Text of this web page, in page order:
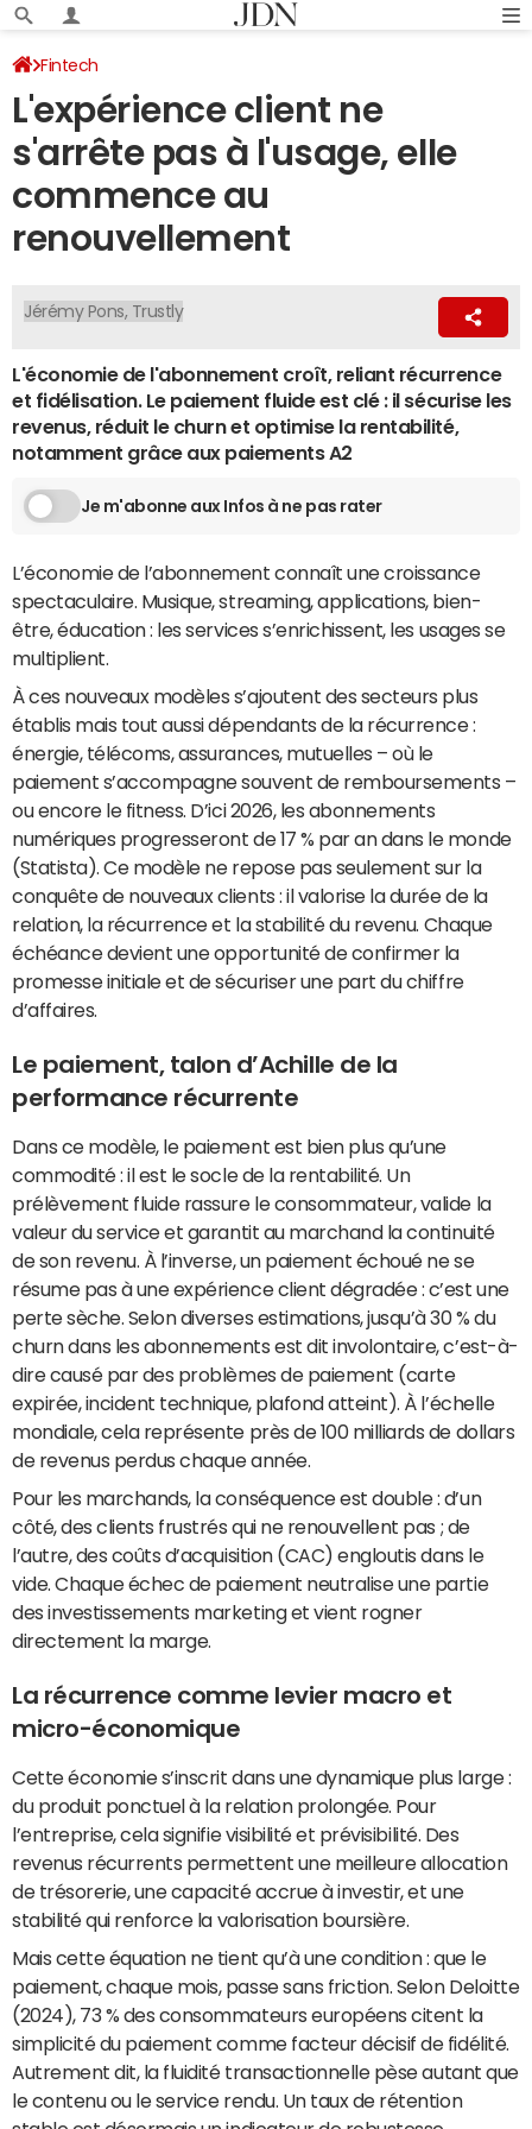
Fintech
L'expérience client ne
s'arrête pas à l'usage, elle
commence au
renouvellement
Jérémy Pons, Trustly
L'économie de l'abonnement croît, reliant récurrence
et fidélisation. Le paiement fluide est clé : il sécurise les
revenus, réduit le churn et optimise la rentabilité,
notamment grâce aux paiements A2
Je m'abonne aux Infos à ne pas rater
L’économie de l’abonnement connaît une croissance
spectaculaire. Musique, streaming, applications, bien-
être, éducation : les services s’enrichissent, les usages se
multiplient.
À ces nouveaux modèles s’ajoutent des secteurs plus
établis mais tout aussi dépendants de la récurrence :
énergie, télécoms, assurances, mutuelles – où le
paiement s’accompagne souvent de remboursements –
ou encore le fitness. D’ici 2026, les abonnements
numériques progresseront de 17 % par an dans le monde
(Statista). Ce modèle ne repose pas seulement sur la
conquête de nouveaux clients : il valorise la durée de la
relation, la récurrence et la stabilité du revenu. Chaque
échéance devient une opportunité de confirmer la
promesse initiale et de sécuriser une part du chiffre
d’affaires.
Le paiement, talon d’Achille de la
performance récurrente
Dans ce modèle, le paiement est bien plus qu’une
commodité : il est le socle de la rentabilité. Un
prélèvement fluide rassure le consommateur, valide la
valeur du service et garantit au marchand la continuité
de son revenu. À l’inverse, un paiement échoué ne se
résume pas à une expérience client dégradée : c’est une
perte sèche. Selon diverses estimations, jusqu’à 30 % du
churn dans les abonnements est dit involontaire, c’est-à-
dire causé par des problèmes de paiement (carte
expirée, incident technique, plafond atteint). À l’échelle
mondiale, cela représente près de 100 milliards de dollars
de revenus perdus chaque année.
Pour les marchands, la conséquence est double : d’un
côté, des clients frustrés qui ne renouvellent pas ; de
l’autre, des coûts d’acquisition (CAC) engloutis dans le
vide. Chaque échec de paiement neutralise une partie
des investissements marketing et vient rogner
directement la marge.
La récurrence comme levier macro et
micro-économique
Cette économie s’inscrit dans une dynamique plus large :
du produit ponctuel à la relation prolongée. Pour
l’entreprise, cela signifie visibilité et prévisibilité. Des
revenus récurrents permettent une meilleure allocation
de trésorerie, une capacité accrue à investir, et une
stabilité qui renforce la valorisation boursière.
Mais cette équation ne tient qu’à une condition : que le
paiement, chaque mois, passe sans friction. Selon Deloitte
(2024), 73 % des consommateurs européens citent la
simplicité du paiement comme facteur décisif de fidélité.
Autrement dit, la fluidité transactionnelle pèse autant que
le contenu ou le service rendu. Un taux de rétention